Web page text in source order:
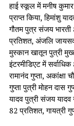
हाई स्कूल में मनीष
प्राप्त किया, हिमांशु
गौतम पुत्र संजय
प्रतिशत, अंजलि
मुस्कान खातून पुत्री
इंटरमीडिएट में
रामानंद गुप्ता, अकांक्षा
गुप्ता पुत्री मोहन दास
यादव पुत्री संजय
82 प्रतिशत, गायत्री